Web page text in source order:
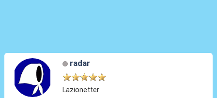
radar
Lazionetter